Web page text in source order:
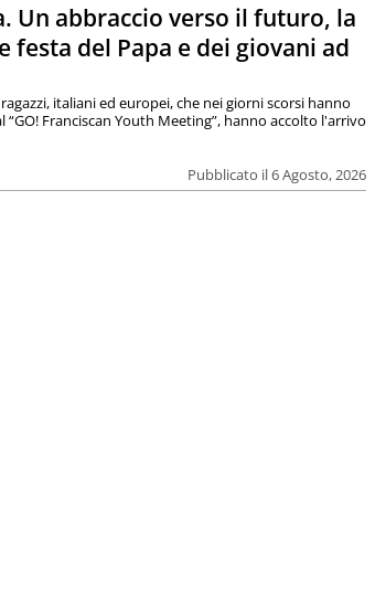
Un abbraccio verso il futuro, la
festa del Papa e dei giovani ad
Pubblicato il 6 Agosto, 2026
italiani ed europei, che nei giorni scorsi hanno
“GO! Franciscan Youth Meeting”, hanno accolto l'arrivo